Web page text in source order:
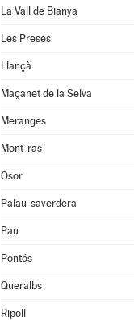
La Vall de Bianya
Les Preses
Llançà
Maçanet de la Selva
Meranges
Mont-ras
Osor
Palau-saverdera
Pau
Pontós
Queralbs
Ripoll